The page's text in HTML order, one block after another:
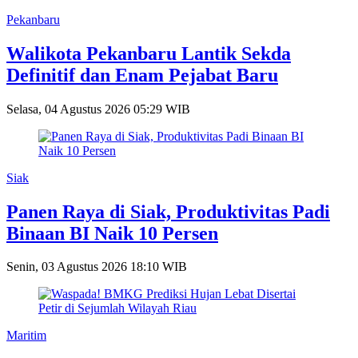
Pekanbaru
Walikota Pekanbaru Lantik Sekda
Definitif dan Enam Pejabat Baru
Selasa, 04 Agustus 2026 05:29 WIB
Siak
Panen Raya di Siak, Produktivitas Padi
Binaan BI Naik 10 Persen
Senin, 03 Agustus 2026 18:10 WIB
Maritim